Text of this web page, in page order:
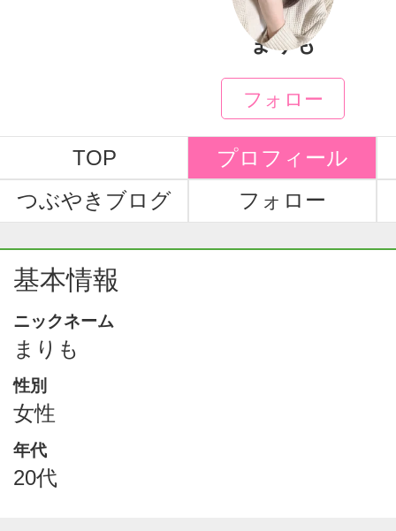
まりも
フォロー
TOP
プロフィール
つぶやきブログ
フォロー
基本情報
ニックネーム
まりも
性別
女性
年代
20代